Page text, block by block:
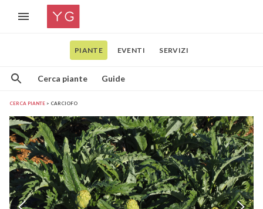
PIANTE EVENTI SERVIZI
Cerca piante Guide
CERCA PIANTE CARCIOFO